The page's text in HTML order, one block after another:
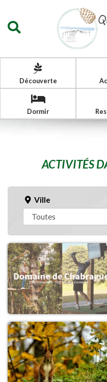
Découverte
Dormir
ACTIVITÉS
Ville